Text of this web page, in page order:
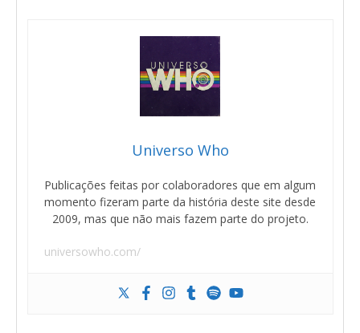
Universo Who
Publicações feitas por colaboradores que em algum
momento fizeram parte da história deste site desde
2009, mas que não mais fazem parte do projeto.
universowho.com/